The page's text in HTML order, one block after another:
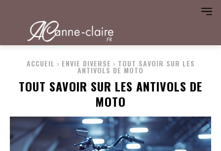
ACCUEIL ENVIE DIVERSE TOUT SAVOIR SUR LES
ANTIVOLS DE MOTO
TOUT SAVOIR SUR LES ANTIVOLS DE
MOTO